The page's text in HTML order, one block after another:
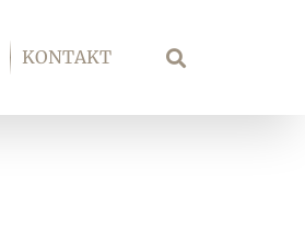
KONTAKT Suche